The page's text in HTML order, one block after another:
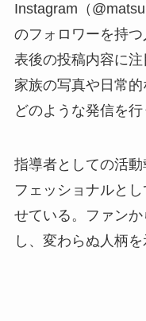
Instagram（
のフォロワーを持
表後の投稿内容に
家族の写真や日常
どのような発信を
指導者としての活
フェッショナルと
せている。ファン
し、変わらぬ人柄を